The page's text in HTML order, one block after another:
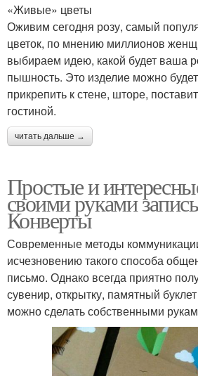
«Живые» цветы
Оживим сегодня розу, самый
цветок, по мнению миллионов
выбираем идею, какой будет ваша
пышность. Это изделие можно
прикрепить к стене, шторе,
гостиной.
читать дальше →
Простые и
своими руками
Конверты
Современные методы
исчезновению такого способа
письмо. Однако всегда приятно
сувенир, открытку, памятный
можно сделать собственными